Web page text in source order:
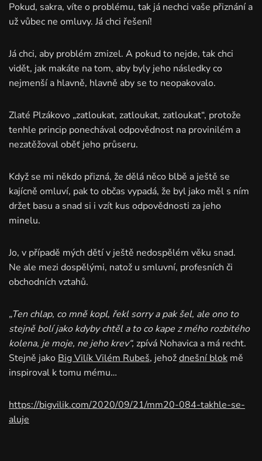
Pokud, sakra, víte o problému, tak já nechci vaše přiznání a
už vůbec ne omluvy. Já chci řešení!
Já chci, aby problém zmizel. A pokud to nejde, tak chci
vidět, jak makáte na tom, aby byly jeho následky co
nejmenší a hlavně, hlavně aby se to neopakovalo.
Zlaté Plzákovo „zatloukat, zatloukat, zatloukat“, protože
tenhle princip ponechával odpovědnost na provinilém a
nezatěžoval oběť jeho průseru.
Když se mi někdo přizná, že dělá něco blbě a ještě se
kajícně omluví, pak to občas vypadá, že byl jako měl s ním
držet basu a snad si i vzít kus odpovědnosti za jeho
minelu.
Jo, v případě mých dětí v ještě nedospělém věku snad.
Ne ale mezi dospělými, natož u smluvní, profesních či
obchodních vztahů.
„Ten chlap, co mně kopl, řekl sorry a pak šel, ale ono to
stejně bolí jako kdyby chtěl a to co kape z mého rozbitého
kolena, je moje, ne jeho krev“, zpívá Nohavica a má recht.
Stejně jako Big Vilík Vilém Rubeš​, jehoždnešní blok mě
inspiroval k tomu mému…
https://bigvilik.com/2020/09/21/mm20-084-takhle-se-
aluje